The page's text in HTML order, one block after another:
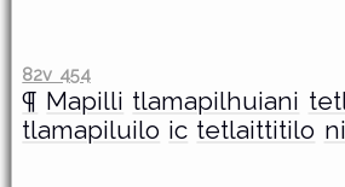
82v 454
¶ Mapilli tlamapilhuiani
tlamapiluilo ic tetlaittitilo